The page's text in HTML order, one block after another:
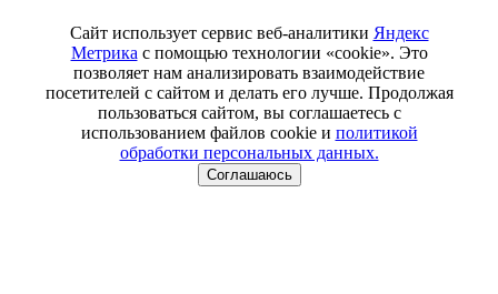
Сайт использует сервис веб-аналитики Яндекс
Метрика с помощью технологии «cookie». Это
позволяет нам анализировать взаимодействие
посетителей с сайтом и делать его лучше. Продолжая
пользоваться сайтом, вы соглашаетесь с
использованием файлов cookie и политикой
обработки персональных данных.
Соглашаюсь